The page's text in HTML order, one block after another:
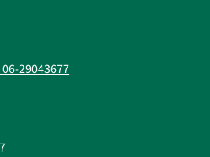
06-29043677